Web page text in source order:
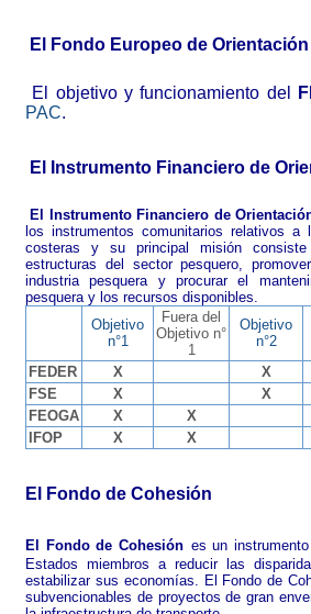
El Fondo Europeo de
El objetivo y funcionamiento del
PAC.
El Instrumento Financiero de
El Instrumento Financiero de
los instrumentos comunitarios relativos
costeras y su principal misión
estructuras del sector pesquero,
industria pesquera y procurar el
pesquera y los recursos disponibles.
Objetivo
n°1
Fuera del
Objetivo n°
1
Objetivo
n°2
FEDER
X
X
FSE
X
X
FEOGA
X
X
IFOP
X X
El Fondo de Cohesión
El Fondo de Cohesión es un
Estados miembros a reducir las
estabilizar sus economías. El Fondo de
subvencionables de proyectos de gran